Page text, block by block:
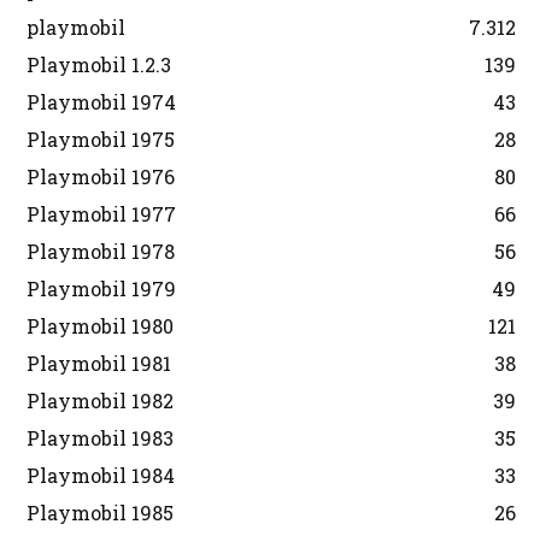
playmobil
7.312
Playmobil 1.2.3
139
Playmobil 1974
43
Playmobil 1975
28
Playmobil 1976
80
Playmobil 1977
66
Playmobil 1978
56
Playmobil 1979
49
Playmobil 1980
121
Playmobil 1981
38
Playmobil 1982
39
Playmobil 1983
35
Playmobil 1984
33
Playmobil 1985
26